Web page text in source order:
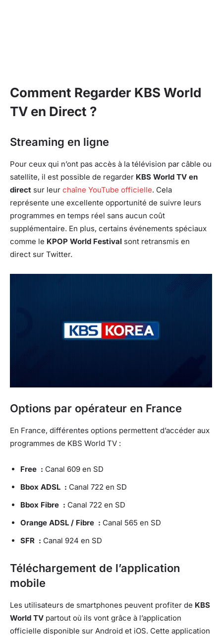
Comment Regarder KBS World
TV en Direct ?
Streaming en ligne
Pour ceux qui n’ont pas accès à la télévision par câble ou
satellite, il est possible de regarder KBS World TV en
direct sur leur chaîne YouTube officielle. Cela
représente une excellente opportunité de suivre leurs
programmes en temps réel sans aucun coût
supplémentaire. En plus, certains événements spéciaux
comme le KPOP World Festival sont retransmis en
direct sur Twitter.
Options par opérateur en France
En France, différentes options permettent d’accéder aux
programmes de KBS World TV :
Free : Canal 609 en SD
Bbox ADSL : Canal 722 en SD
Bbox Fibre : Canal 722 en SD
Orange ADSL / Fibre : Canal 565 en SD
SFR : Canal 924 en SD
Téléchargement de l’application
mobile
Les utilisateurs de smartphones peuvent profiter de KBS
World TV partout où ils vont grâce à l’application
officielle disponible sur Android et iOS. Cette application